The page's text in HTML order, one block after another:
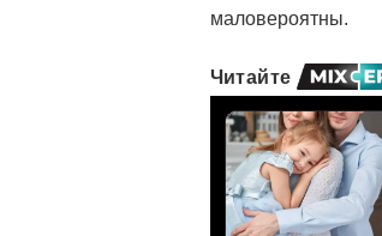
маловероятны.
Читайте